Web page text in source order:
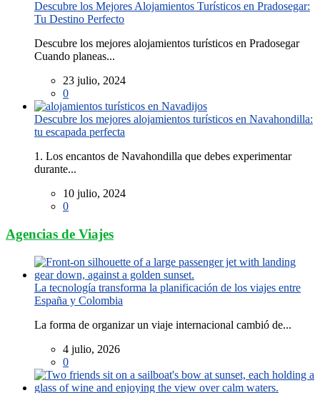
Descubre los Mejores Alojamientos Turísticos en Pradosegar:
Tu Destino Perfecto
Descubre los mejores alojamientos turísticos en Pradosegar
Cuando planeas...
23 julio, 2024
0
Descubre los mejores alojamientos turísticos en Navahondilla:
tu escapada perfecta
1. Los encantos de Navahondilla que debes experimentar
durante...
10 julio, 2024
0
Agencias de Viajes
La tecnología transforma la planificación de los viajes entre
España y Colombia
La forma de organizar un viaje internacional cambió de...
4 julio, 2026
0